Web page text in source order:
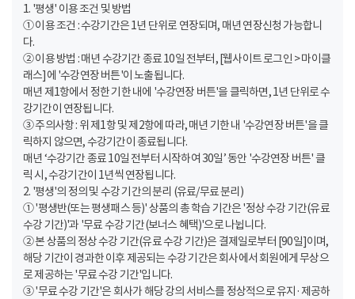
1. '평생' 이용 조건 및 방법
① 이용 조건 : 수강기간은 1년 단위로 연장되며, 매년 연장신청 가능합니
다.
② 이용 방법 : 매년 수강기간 종료 10일 전부터, [웹사이트 로그인 > 마이클
래스]에 '수강연장 버튼'이 노출됩니다.
매년 제1항에서 정한 기한 내에 '수강연장 버튼'을 클릭하면, 1년 단위로 수
강기간이 연장됩니다.
③ 주의사항 : 위 제1항 및 제2항에 따라, 매년 기한 내 '수강연장 버튼'을 클
릭하지 않으면, 수강기간이 종료됩니다.
매년 ‘수강기간 종료 10일 전부터 시작하여 30일’ 동안 '수강연장 버튼' 클
릭 시, 수강기간이 1년씩 연장됩니다.
2. '평생'의 정의 및 수강 기간의 분리 (유료/무료 분리)
① '평생반(또는 평생패스 등)' 상품의 총 학습 기간은 '정상 수강 기간(유료
수강 기간)'과 '무료 수강 기간(보너스 혜택)'으로 나뉩니다.
② 본 상품의 정상 수강 기간(유료 수강 기간)은 결제일로부터 [90일]이며,
해당 기간이 경과한 이후 제공되는 수강 기간은 회사에서 회원에게 무상으
로 제공하는 '무료 수강 기간'입니다.
③ '무료 수강 기간'은 회사가 해당 강의 서비스를 정상적으로 유지·제공하